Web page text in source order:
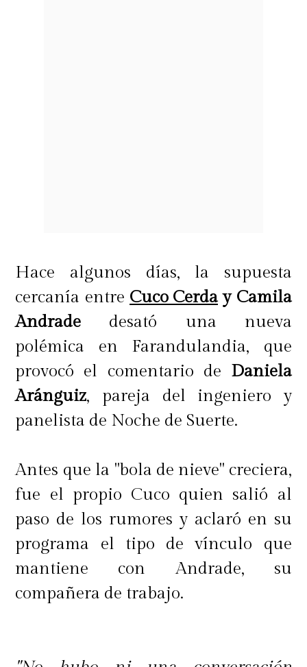
Hace algunos días, la supuesta
cercanía entre Cuco Cerday Camila
Andrade desató una nueva
polémica en Farandulandia, que
provocó el comentario de Daniela
Aránguiz, pareja del ingeniero y
panelista de Noche de Suerte.
Antes que la "bola de nieve" creciera,
fue el propio Cuco quien salió al
paso de los rumores y aclaró en su
programa el tipo de vínculo que
mantiene con Andrade, su
compañera de trabajo.